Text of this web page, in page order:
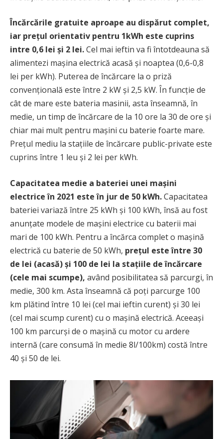
Încărcările gratuite aproape au dispărut complet,
iar prețul orientativ pentru 1kWh este cuprins
intre 0,6 lei și 2 lei.Cel mai ieftin va fi întotdeauna să
alimentezi mașina electrică acasă și noaptea (0,6-0,8
lei per kWh). Puterea de încărcare la o priză
convențională este între 2 kW și 2,5 kW. În funcție de
cât de mare este bateria masinii, asta înseamnă, în
medie, un timp de încărcare de la 10 ore la 30 de ore și
chiar mai mult pentru mașini cu baterie foarte mare.
Prețul mediu la stațiile de încărcare public-private este
cuprins între 1 leu și 2 lei per kWh.
Capacitatea medie a bateriei unei mașini
electrice în 2021 este în jur de 50 kWh.Capacitatea
bateriei variază între 25 kWh și 100 kWh, însă au fost
anunțate modele de mașini electrice cu baterii mai
mari de 100 kWh. Pentru a încărca complet o mașină
electrică cu baterie de 50 kWh, prețul este între 30
de lei (acasă) și 100 de lei la stațiile de încărcare
(cele mai scumpe), având posibilitatea să parcurgi, în
medie, 300 km. Asta înseamnă că poți parcurge 100
km plătind între 10 lei (cel mai ieftin curent) și 30 lei
(cel mai scump curent) cu o mașină electrică. Aceeași
100 km parcurși de o mașină cu motor cu ardere
internă (care consumă în medie 8l/100km) costă între
40 și 50 de lei.